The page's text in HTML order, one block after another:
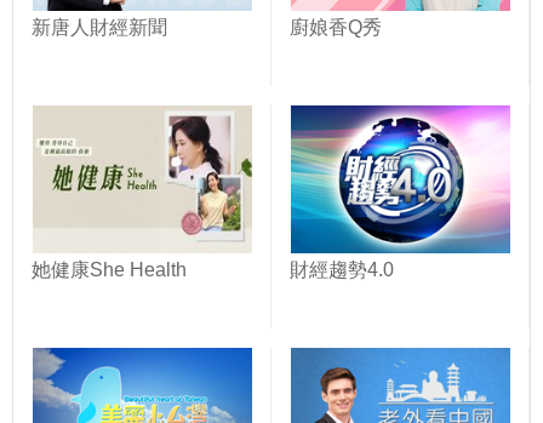
新唐人財經新聞 廚娘香Q秀
她健康She Health 財經趨勢4.0